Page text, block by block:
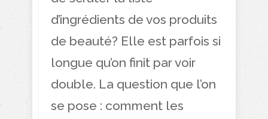
d’ingrédients de vos produits
de beauté? Elle est parfois si
longue qu’on finit par voir
double. La question que l’on
se pose : comment les